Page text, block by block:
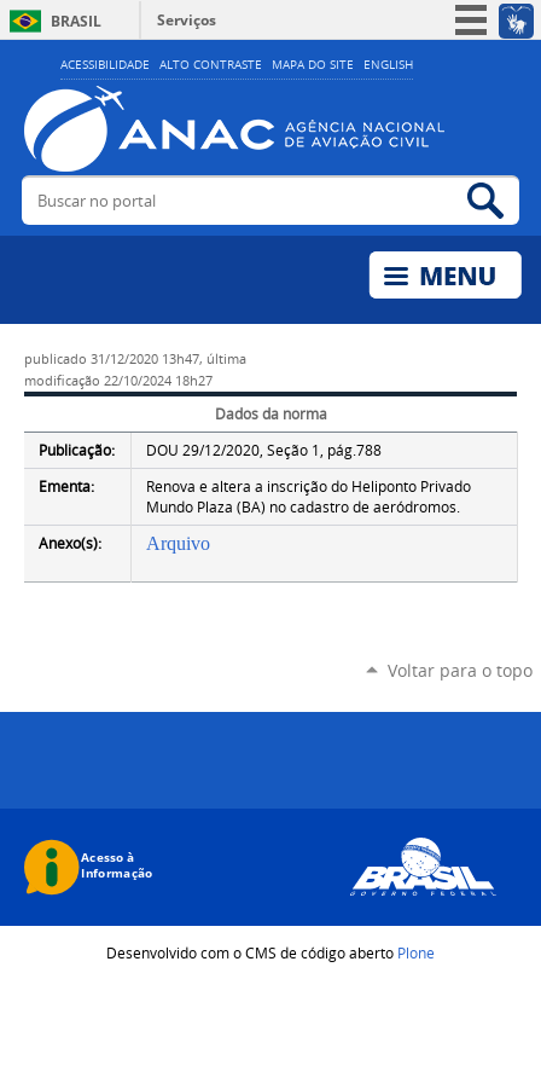
ACESSIBILIDADE ALTO CONTRASTE MAPA DO SITE ENGLISH
BRASIL
Serviços
Simplifique!
Acesso à informação
Legislação
Buscar no portal
publicado 31/12/2020 13h47, última
modificação 22/10/2024 18h27
Dados da norma
Publicação:
DOU 29/12/2020, Seção 1, pág.788
Ementa:
Renova e altera a inscrição do Heliponto Privado
Mundo Plaza (BA) no cadastro de aeródromos.
Anexo(s):
Arquivo
Voltar para o topo
Desenvolvido com o CMS de código aberto Plone